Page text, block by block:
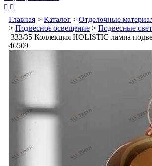
 
Главная > Каталог > Отделочные
> Подвесное освещение > Подвесные
333/35 Коллекция HOLISTIC лампа
46509